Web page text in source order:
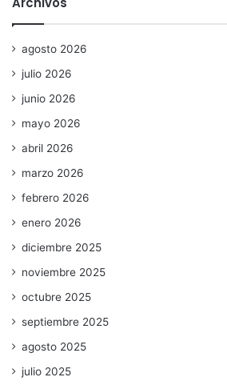
agosto 2026
julio 2026
junio 2026
mayo 2026
abril 2026
marzo 2026
febrero 2026
enero 2026
diciembre 2025
noviembre 2025
octubre 2025
septiembre 2025
agosto 2025
julio 2025